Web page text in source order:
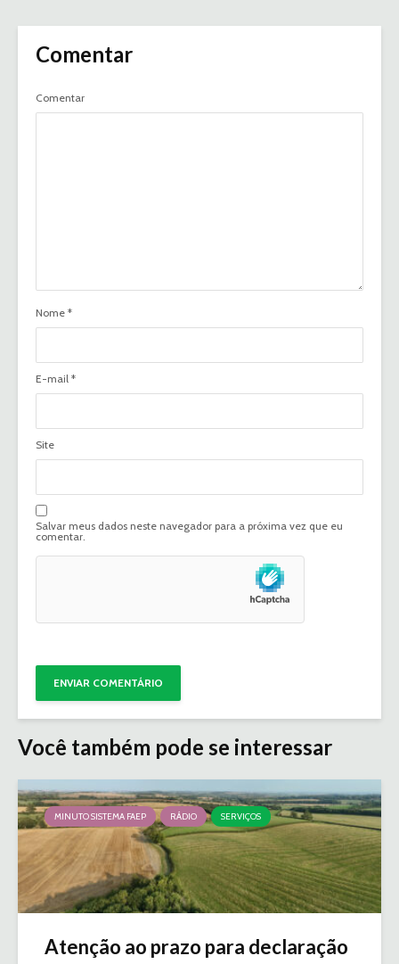
Comentar
Comentar
Nome *
E-mail *
Site
Salvar meus dados neste navegador para a próxima vez que eu
comentar.
Você também pode se interessar
MINUTO SISTEMA FAEP RÁDIO SERVIÇOS
Atenção ao prazo para declaração